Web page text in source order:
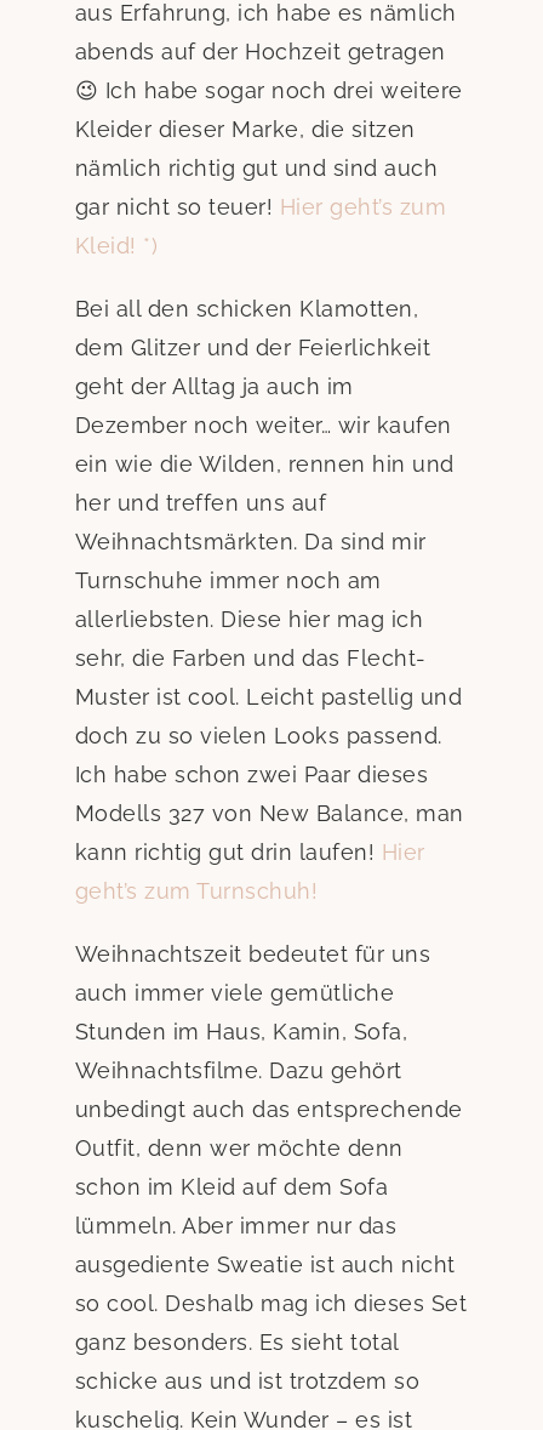
aus Erfahrung, ich habe es nämlich
abends auf der Hochzeit getragen
😉 Ich habe sogar noch drei weitere
Kleider dieser Marke, die sitzen
nämlich richtig gut und sind auch
gar nicht so teuer! Hier geht’s zum
Kleid! *)
Bei all den schicken Klamotten,
dem Glitzer und der Feierlichkeit
geht der Alltag ja auch im
Dezember noch weiter… wir kaufen
ein wie die Wilden, rennen hin und
her und treffen uns auf
Weihnachtsmärkten. Da sind mir
Turnschuhe immer noch am
allerliebsten. Diese hier mag ich
sehr, die Farben und das Flecht-
Muster ist cool. Leicht pastellig und
doch zu so vielen Looks passend.
Ich habe schon zwei Paar dieses
Modells 327 von New Balance, man
kann richtig gut drin laufen! Hier
geht’s zum Turnschuh!
Weihnachtszeit bedeutet für uns
auch immer viele gemütliche
Stunden im Haus, Kamin, Sofa,
Weihnachtsfilme. Dazu gehört
unbedingt auch das entsprechende
Outfit, denn wer möchte denn
schon im Kleid auf dem Sofa
lümmeln. Aber immer nur das
ausgediente Sweatie ist auch nicht
so cool. Deshalb mag ich dieses Set
ganz besonders. Es sieht total
schicke aus und ist trotzdem so
kuschelig. Kein Wunder – es ist